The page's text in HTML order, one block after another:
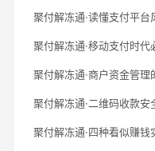
聚付解冻通·读懂支付平
聚付解冻通·移动支付时
聚付解冻通·商户资金管理
聚付解冻通·二维码收款安
聚付解冻通·四种看似赚钱